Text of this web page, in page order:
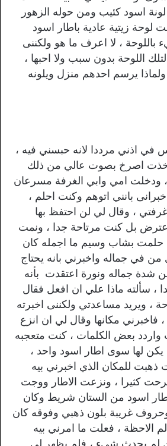
اسود كئيب ومن حوله الزهور
لوحة زيتية عادية باطار اسود
، لا اعرف ما هو ولكننى
اللوحة بدون سبب ولا احبها ،
ولماذا يرسم احدهم منزل ويلونه
اذني مرددا لانه حبسني فيه ،
اصرخ بصوت عالي من ذلك
ودخلت امي وابي الغرفة مسرعان
بانني اتوهم وكنت احلم ،
، وقال لي لن احتفظ بها
اعترض بل كنت مرتاحة جدا ، ونمت
حلمت بشاب وسيم ما اجمله كان
من في جماله واخبرني بانه يحتاج
شدة جماله ونورة اعتقدت بأنه
، سألته ماذا علي ان افعل فقال
، ويريد مساعدتي ولكننى اخبرته
، فاخبرني مكانها وقال لي ان انزع
واردد بعض الكلمات ، كنت متعجبه
يكن لها سوى اطار اسود واحد ،
للمكان الذي اخبرني بيه
كثيرا ، ونزعت الاطار ووجت
اسود من الستان شريط وكان
غريبة بلون ذهبي وفوقه كان
الاحظة ، فعلت ما امرني بيه
لم يحدث شيء ، فلم يظهر لي